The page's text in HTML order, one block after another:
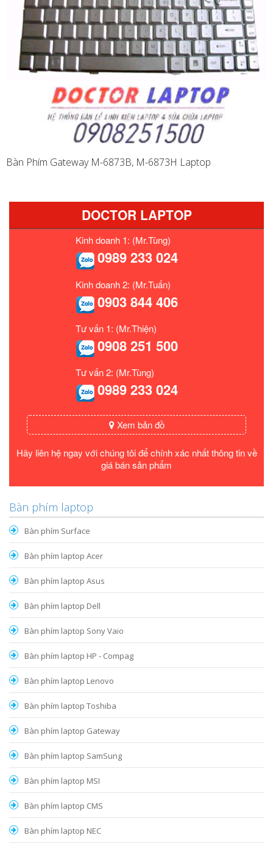
Bàn Phím Gateway M-6873B, M-6873H Laptop
DOCTOR LAPTOP
Kinh doanh 1: (Mr.Tùng)
0989 233 024
Kinh doanh 2: (Mr.Tuấn)
0903 844 406
Tư vấn 1: (Mr.Thiện)
0908 251 500
Tư vấn 2: (Mr.Tùng)
0989 233 024
Xem bản đồ
Hãy liên hệ ngay với chúng tôi để chính xác nhất thông tin về
giá bán sản phẩm
Bàn phím laptop
Bàn phím Surface
Bàn phím laptop Acer
Bàn phím laptop Asus
Bàn phím laptop Dell
Bàn phím laptop Sony Vaio
Bàn phím laptop HP - Compag
Bàn phím laptop Lenovo
Bàn phím laptop Toshiba
Bàn phím laptop Gateway
Bàn phím laptop SamSung
Bàn phím laptop MSI
Bàn phím laptop CMS
Bàn phím laptop NEC